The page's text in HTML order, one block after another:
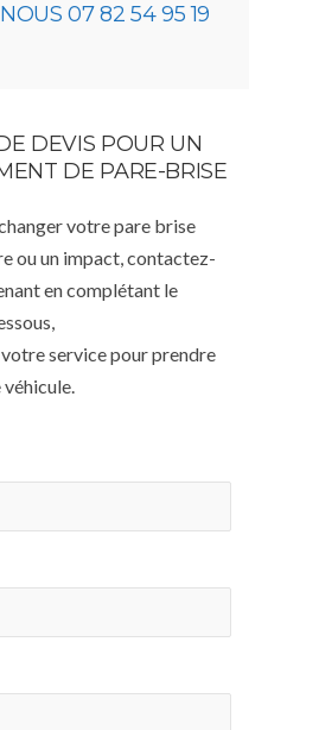
07 82 54 95 19
DEVIS POUR UN
DE PARE-BRISE
votre pare brise
ou un impact, contactez-
en complétant le
votre service pour prendre